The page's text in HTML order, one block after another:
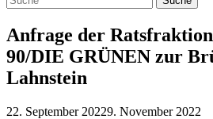
Anfrage der
90/DIE GRÜNEN zur
Lahnstein
22. September 20229. November 2022